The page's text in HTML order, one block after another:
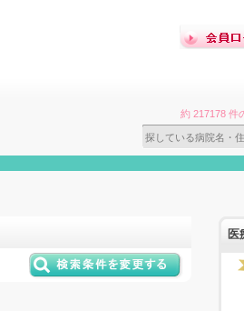
約 217178 件
医